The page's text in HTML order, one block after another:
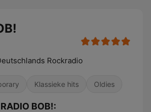
Rockradio
Klassieke hits Oldies
BOB!: